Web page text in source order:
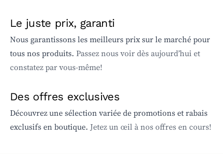
Le juste prix, garanti
Nous garantissons les meilleurs prix sur le marché pour
tous nos produits. Passez nous voir dès aujourd’hui et
constatez par vous-même!
Des offres exclusives
Découvrez une sélection variée de promotions et rabais
exclusifs en boutique. Jetez un œil à nos offres en cours!